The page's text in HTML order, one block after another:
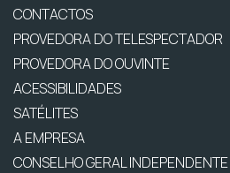
CONTACTOS
PROVEDORA DO TELESPECTADOR
PROVEDORA DO OUVINTE
ACESSIBILIDADES
SATÉLITES
A EMPRESA
CONSELHO GERAL INDEPENDENTE